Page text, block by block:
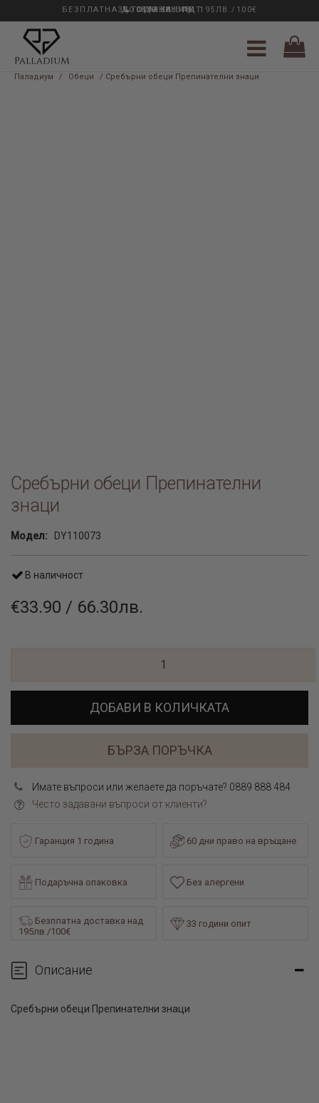
33 ГОДИНИ ОПИТ
БЕЗПЛАТНА ДОСТАВКА НАД 195ЛВ./100€
0889 888 484
Паладиум / Обеци / Сребърни обеци Препинателни знаци
Сребърни обеци Препинателни
знаци
Модел: DY110073
В наличност
€33.90 / 66.30лв.
ДОБАВИ В КОЛИЧКАТА
БЪРЗА ПОРЪЧКА
Имате въпроси или желаете да поръчате? 0889 888 484
Често задавани въпроси от клиенти?
Гаранция 1 година 60 дни право на връщане
Подаръчна опаковка Без алергени
Безплатна доставка над
195лв./100€
33 години опит
Описание
Сребърни обеци Препинателни знаци